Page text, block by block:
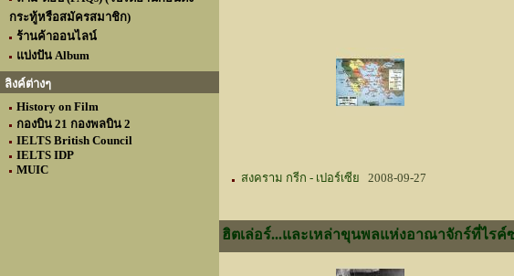
กระทู้หรือสมัครสมาชิก)
ร้านค้าออนไลน์
แบ่งปัน Album
ลิงค์ต่างๆ
History on Film
กองบิน 21 กองพลบิน 2
IELTS British Council
IELTS IDP
MUIC
สงคราม กรีก - เปอร์เซีย 2008-09-27
ฮิตเล่อร์...และเหล่าขุนพลแห่งอาณาจักร์ที่ไร